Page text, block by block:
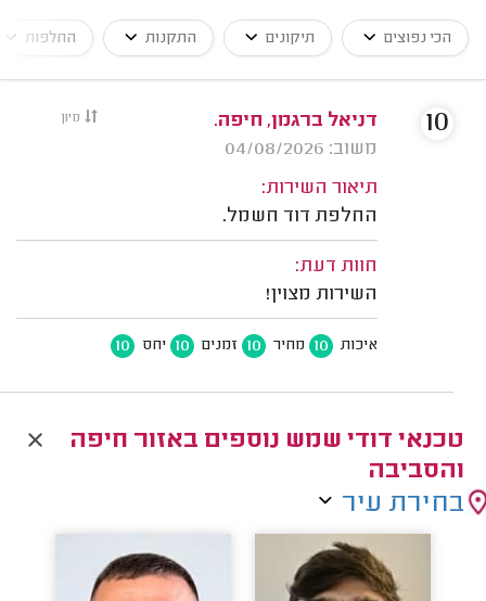
הכי נפוצים תיקונים התקנות החלפות
מיון
דניאל ברגמן, חיפה.
משוב: 04/08/2026
תיאור השירות:
החלפת דוד חשמל.
חוות דעת:
השירות מצוין!
איכות 10 מחיר 10 זמנים 10 יחס 10
10
טכנאי דודי שמש נוספים באזור חיפה
והסביבה
בחירת עיר